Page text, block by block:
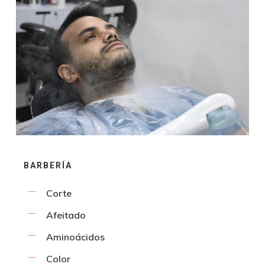
BARBERÍA
Corte
Afeitado
Aminoácidos
Color